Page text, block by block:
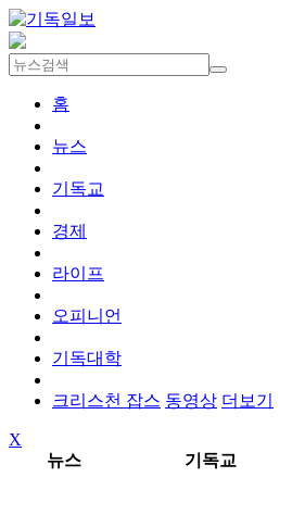
홈
뉴스
기독교
경제
라이프
오피니언
기독대학
크리스천 잡스 동영상 더보기
X
뉴스
기독교